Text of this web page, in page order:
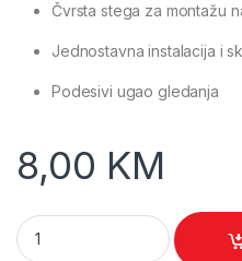
Čvrsta stega za montažu
Jednostavna instalacija i
Podesivi ugao gledanja
8,00 KM
Vodootporni držač telefona